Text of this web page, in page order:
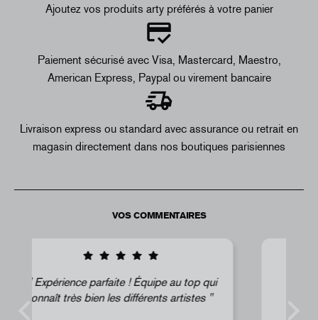
Ajoutez vos produits arty préférés à votre panier
Paiement sécurisé avec Visa, Mastercard, Maestro,
American Express, Paypal ou virement bancaire
Livraison express ou standard avec assurance ou retrait en
magasin directement dans nos boutiques parisiennes
VOS COMMENTAIRES
Super !